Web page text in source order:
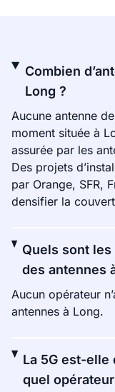
Combien
Long ?
Aucune antenne
moment située à
assurée par les
Des projets
par Orange, SFR,
densifier la
Quels sont
des antennes
Aucun opérateur
antennes à Long.
La 5G est-elle
quel